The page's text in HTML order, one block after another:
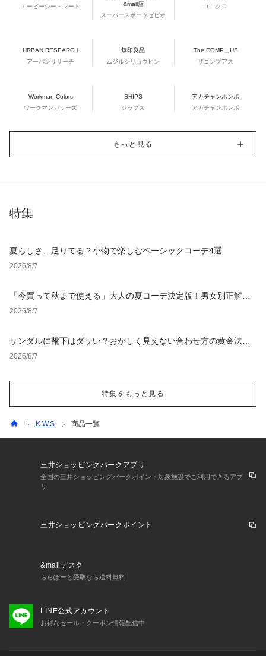
エービーシー・マート
&mall店
スーパースポーツゼビオ
ユニクロ
URBAN RESEARCH
アーバンリサーチ
無印良品
ムジルシリョウヒン
The COMP＿US
ザコンプアス
Workman Colors
ワークマンカラーズ
SHIPS
シップス
アカチャンホンポ
アカチャンホンポ
もっと見る
特集
夏らしさ、足りてる？小物で楽しむベーシックコーデ4選
2026/8/7
「今買って秋まで使える」大人の夏コーデ決定版！男女別正解ス
タイルとNGな着こなし
2026/8/7
サンダルに靴下はダサい？おかしく見えない合わせ方の黄金法則
と男女別おすすめコーデ
2026/8/7
特集をもっと見る
K.W.S 商品一覧
三井ショッピングパークアプリ
全国の三井ショッピングパークポイント対象施設でご利用できるアプ
リ
三井ショッピングパークポイント
&mallデスク
ららぽーと受取なら送料無料
LINE公式アカウント
お得なセール・クーポン情報配信中